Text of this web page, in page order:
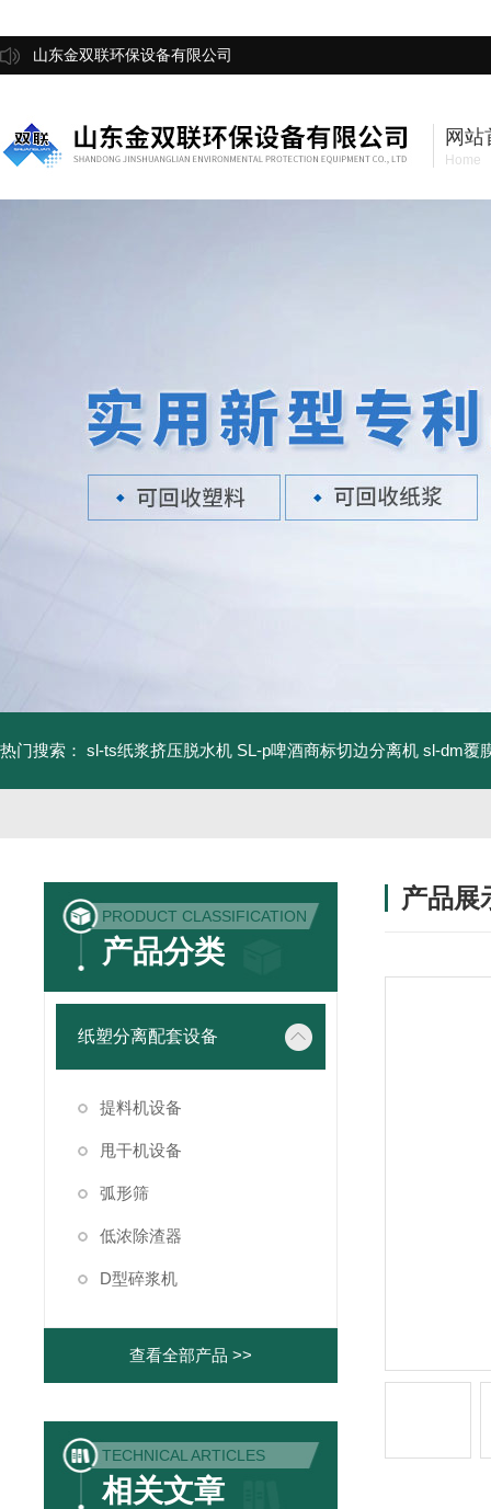
山东金双联环保设备有限公司
网站
Home
热门搜索： sl-ts纸浆挤压脱水机 SL-p啤酒商标切边分离机 sl-dm覆
PRODUCT CLASSIFICATION
产品分类
纸塑分离配套设备
提料机设备
甩干机设备
弧形筛
低浓除渣器
D型碎浆机
查看全部产品 >>
TECHNICAL ARTICLES
相关文章
产品展